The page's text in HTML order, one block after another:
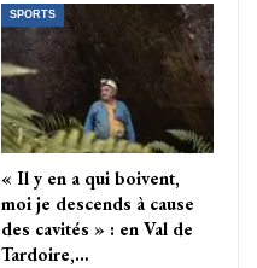
SPORTS
« Il y en a qui boivent,
moi je descends à cause
des cavités » : en Val de
Tardoire,…